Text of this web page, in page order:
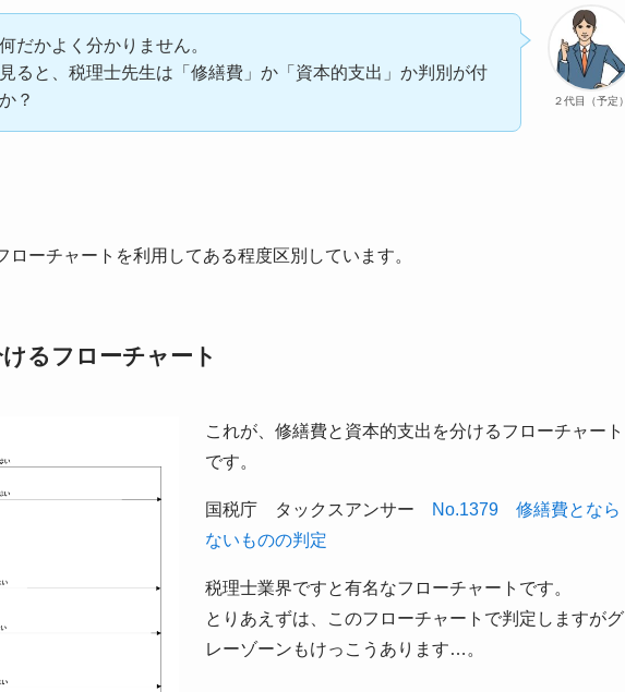
２代目（予定）
だかよく分かりません。
ると、税理士先生は「修繕費」か「資本的支出」か判別が付
？
ーチャートを利用してある程度区別しています。
るフローチャート
これが、修繕費と資本的支出を分けるフローチャート
です。
国税庁 タックスアンサー
No.1379 修繕費となら
ないものの判定
税理士業界ですと有名なフローチャートです。
とりあえずは、このフローチャートで判定しますがグ
レーゾーンもけっこうあります…。